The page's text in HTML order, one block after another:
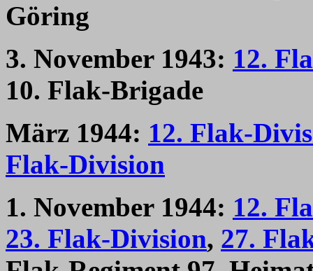
Göring
3. November 1943: 12.
10. Flak-Brigade
März 1944: 12. Flak-
Flak-Division
1. November 1944: 12.
23. Flak-Division, 27.